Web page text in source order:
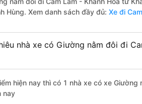
Hùng. Xem danh sách đầy đủ: Xe đi
nhà xe có Giường nằm đôi đi
hiện nay thì có 1 nhà xe có xe
nay